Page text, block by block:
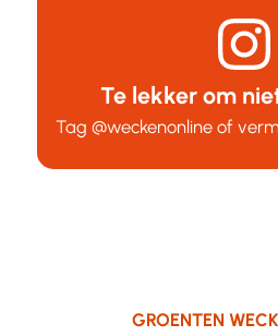
Te lekker om
Tag@weckenonline of
GROENTEN